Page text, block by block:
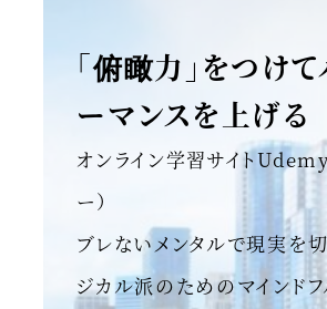
「俯瞰力」をつけて
ーマンスを上げる
オンライン学習サイトUdemy
ー）
ブレないメンタルで現実を切
ジカル派のためのマインドフ